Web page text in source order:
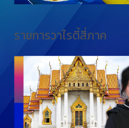
รายการวาไรตี้สี่ภาค